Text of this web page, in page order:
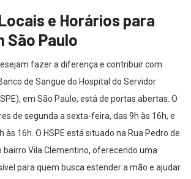
e Horários para
São Paulo
fazer a diferença e contribuir com
de Sangue do Hospital do Servidor
em São Paulo, está de portas abertas. O
de segunda a sexta-feira, das 9h às 16h, e
às 16h. O HSPE está situado na Rua Pedro de
bairro Vila Clementino, oferecendo uma
para quem busca estender a mão e ajudar